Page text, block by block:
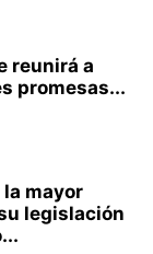
reunirá a
promesas...
mayor
legislación